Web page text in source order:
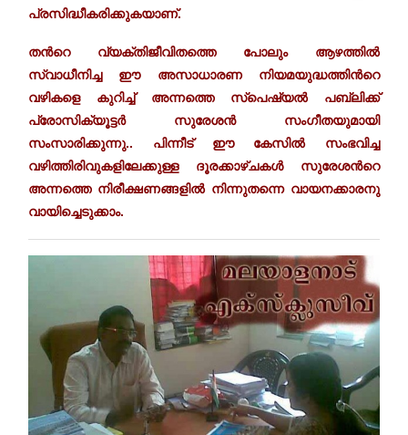
പ്രസിദ്ധീകരിക്കുകയാണ്.
തന്‍റെ വ്യക്തിജീവിതത്തെ പോലും ആഴത്തിൽ
സ്വാധീനിച്ച ഈ അസാധാരണ നിയമയുദ്ധത്തിന്‍റെ
വഴികളെ കുറിച്ച് അന്നത്തെ സ്പെഷ്യൽ പബ്ലിക്ക്
പ്രോസിക്യൂട്ടർ സുരേശൻ സംഗീതയുമായി
സംസാരിക്കുന്നു.. പിന്നീട് ഈ കേസിൽ സംഭവിച്ച
വഴിത്തിരിവുകളിലേക്കുള്ള ദൂരക്കാഴ്ചകൾ സുരേശന്‍റെ
അന്നത്തെ നിരീക്ഷണങ്ങളിൽ നിന്നുതന്നെ വായനക്കാരനു
വായിച്ചെടുക്കാം.